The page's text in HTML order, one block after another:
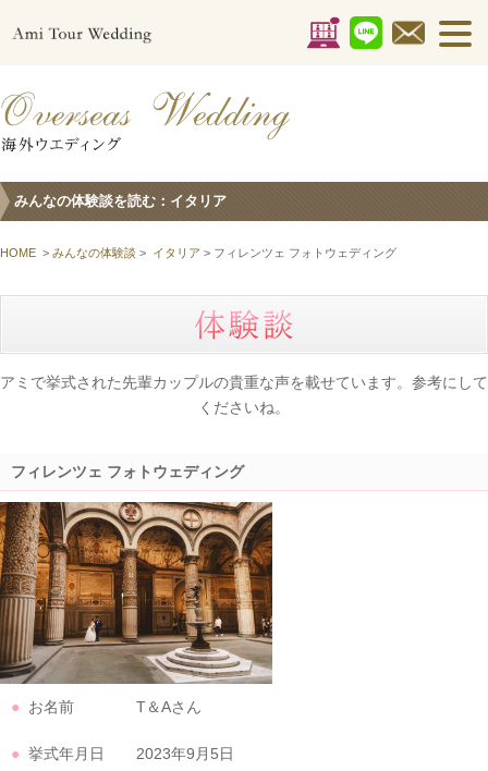
みんなの体験談を読む：イタリア
HOME > みんなの体験談 > イタリア > フィレンツェ フォトウェディング
アミで挙式された先輩カップルの貴重な声を載せています。参考にして
くださいね。
フィレンツェ フォトウェディング
お名前 T＆Aさん
挙式年月日 2023年9月5日